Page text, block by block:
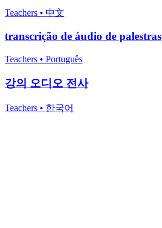
Teachers • 中文
transcrição de áudio de palestras
Teachers • Português
강의 오디오 전사
Teachers • 한국어